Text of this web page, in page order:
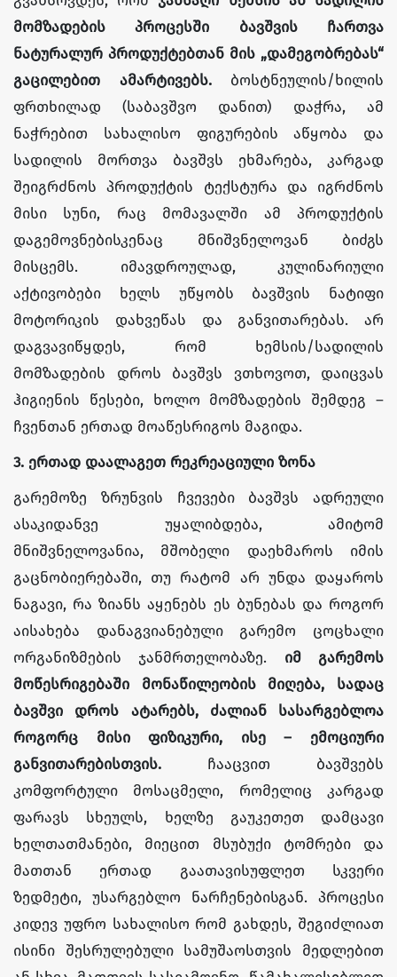
მომზადების პროცესში ბავშვის ჩართვა
ნატურალურ პროდუქტებთან მის „დამეგობრებას“
გაცილებით ამარტივებს. ბოსტნეულის/ხილის
ფრთხილად (საბავშვო დანით) დაჭრა, ამ
ნაჭრებით სახალისო ფიგურების აწყობა და
სადილის მორთვა ბავშვს ეხმარება, კარგად
შეიგრძნოს პროდუქტის ტექსტურა და იგრძნოს
მისი სუნი, რაც მომავალში ამ პროდუქტის
დაგემოვნებისკენაც მნიშვნელოვან ბიძგს
მისცემს. იმავდროულად, კულინარიული
აქტივობები ხელს უწყობს ბავშვის ნატიფი
მოტორიკის დახვეწას და განვითარებას. არ
დაგვავიწყდეს, რომ ხემსის/სადილის
მომზადების დროს ბავშვს ვთხოვოთ, დაიცვას
ჰიგიენის წესები, ხოლო მომზადების შემდეგ –
ჩვენთან ერთად მოაწესრიგოს მაგიდა.
3. ერთად დაალაგეთ რეკრეაციული ზონა
გარემოზე ზრუნვის ჩვევები ბავშვს ადრეული
ასაკიდანვე უყალიბდება, ამიტომ
მნიშვნელოვანია, მშობელი დაეხმაროს იმის
გაცნობიერებაში, თუ რატომ არ უნდა დაყაროს
ნაგავი, რა ზიანს აყენებს ეს ბუნებას და როგორ
აისახება დანაგვიანებული გარემო ცოცხალი
ორგანიზმების ჯანმრთელობაზე. იმ გარემოს
მოწესრიგებაში მონაწილეობის მიღება, სადაც
ბავშვი დროს ატარებს, ძალიან სასარგებლოა
როგორც მისი ფიზიკური, ისე – ემოციური
განვითარებისთვის. ჩააცვით ბავშვებს
კომფორტული მოსაცმელი, რომელიც კარგად
ფარავს სხეულს, ხელზე გაუკეთეთ დამცავი
ხელთათმანები, მიეცით მსუბუქი ტომრები და
მათთან ერთად გაათავისუფლეთ სკვერი
ზედმეტი, უსარგებლო ნარჩენებისგან. პროცესი
კიდევ უფრო სახალისო რომ გახდეს, შეგიძლიათ
ისინი შესრულებული სამუშაოსთვის მედლებით